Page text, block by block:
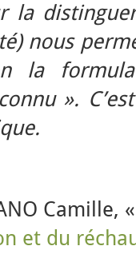
la
nous
la
».
Camille,
et du